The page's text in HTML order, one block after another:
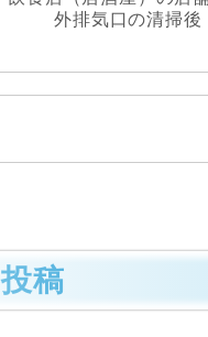
外排気口の清掃後
稿